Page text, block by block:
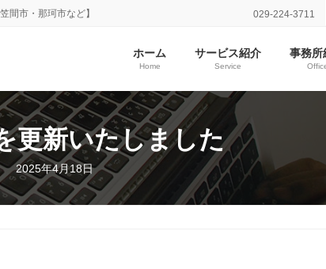
間市・那珂市など】 029-224-3711
ホーム
Home
サービス紹介
Service
事務所
更新いたしました
最
終
新
2025年4月18日